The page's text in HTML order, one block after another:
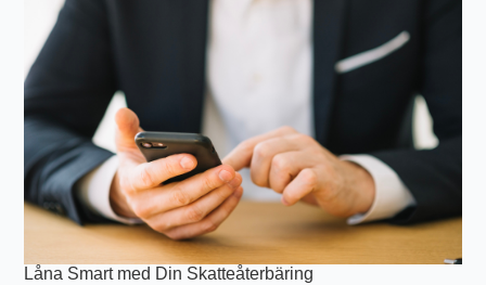
Låna Smart med Din Skatteåterbäring